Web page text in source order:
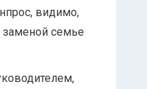
видимо,
семье